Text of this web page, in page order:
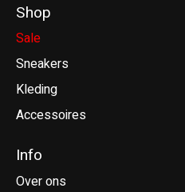
Shop
Sale
Sneakers
Kleding
Accessoires
Info
Over ons